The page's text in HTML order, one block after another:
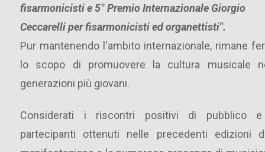
fisarmonicisti e 5° Premio Internazionale Giorgio
Ceccarelli per fisarmonicisti ed organettisti".
Pur mantenendo l'ambito internazionale, rimane
lo scopo di promuovere la cultura musicale
generazioni più giovani.
Considerati i riscontri positivi di pubblico
partecipanti ottenuti nelle precedenti edizioni